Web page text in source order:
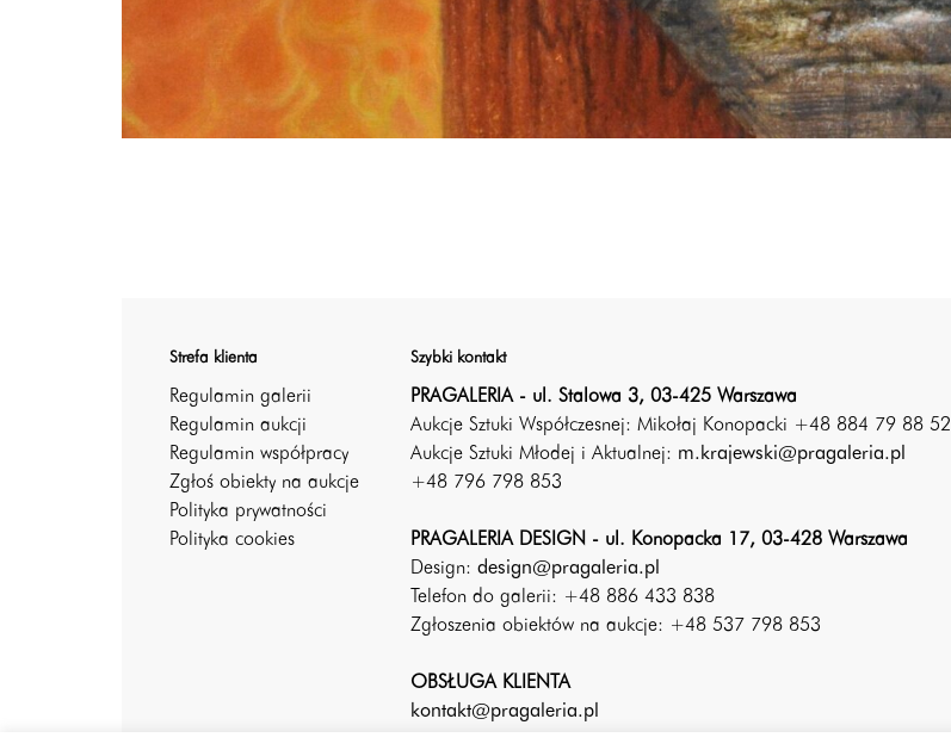
Strefa klienta
Regulamin galerii
Regulamin aukcji
Regulamin współpracy
Zgłoś obiekty na aukcje
Polityka prywatności
Polityka cookies
Szybki kontakt
PRAGALERIA - ul. Stalowa 3, 03-425 Warszawa
Aukcje Sztuki Współczesnej: Mikołaj Konopacki +48 884 79 88 52
Aukcje Sztuki Młodej i Aktualnej: m.krajewski@pragaleria.pl
+48 796 798 853
PRAGALERIA DESIGN - ul. Konopacka 17, 03-428 Warszawa
Design: design@pragaleria.pl
Telefon do galerii: +48 886 433 838
Zgłoszenia obiektów na aukcje: +48 537 798 853
OBSŁUGA KLIENTA
kontakt@pragaleria.pl